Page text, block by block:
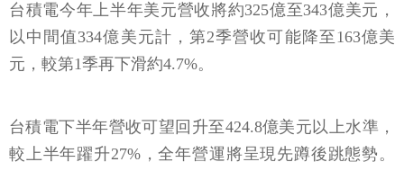
台積電今年上半年美元營收將約325億至343億美元，
以中間值334億美元計，第2季營收可能降至163億美
元，較第1季再下滑約4.7%。
台積電下半年營收可望回升至424.8億美元以上水準，
較上半年躍升27%，全年營運將呈現先蹲後跳態勢。